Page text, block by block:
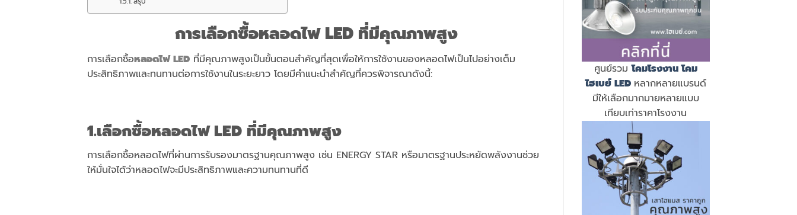
การเลือกซื้อหลอดไฟLEDที่มีคุณภาพสูง
การเลือกซื้อหลอดไฟLED ที่มีคุณภาพสูงเป็นขั้นตอนสำคัญที่สุดเพื่อให้การใช้งานของหลอดไฟเป็นไปอย่างเต็ม
ประสิทธิภาพและทนทานต่อการใช้งานในระยะยาว โดยมีคำแนะนำสำคัญที่ควรพิจารณาดังนี้:
1.เลือกซื้อหลอดไฟLED ที่มีคุณภาพสูง
การเลือกซื้อหลอดไฟที่ผ่านการรับรองมาตรฐานคุณภาพสูง เช่น ENERGY STAR หรือมาตรฐานประหยัดพลังงานช่วย
ให้มั่นใจได้ว่าหลอดไฟจะมีประสิทธิภาพและความทนทานที่ดี
ศูนย์รวมโคมโรงงาน โคม
ไฮเบย์ LED หลากหลายแบรนด์
มีให้เลือกมากมายหลายแบบ
เทียบเท่าราคาโรงงาน